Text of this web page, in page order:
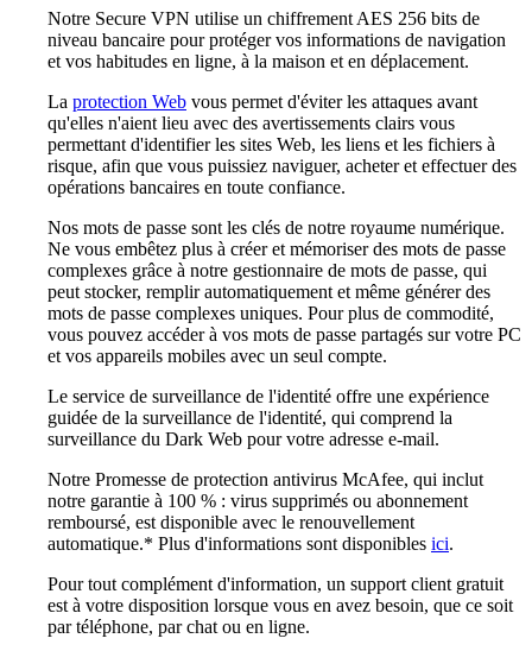
Notre Secure VPN utilise un chiffrement AES 256 bits de
niveau bancaire pour protéger vos informations de navigation
et vos habitudes en ligne, à la maison et en déplacement.
La protection Web vous permet d'éviter les attaques avant
qu'elles n'aient lieu avec des avertissements clairs vous
permettant d'identifier les sites Web, les liens et les fichiers à
risque, afin que vous puissiez naviguer, acheter et effectuer des
opérations bancaires en toute confiance.
Nos mots de passe sont les clés de notre royaume numérique.
Ne vous embêtez plus à créer et mémoriser des mots de passe
complexes grâce à notre gestionnaire de mots de passe, qui
peut stocker, remplir automatiquement et même générer des
mots de passe complexes uniques. Pour plus de commodité,
vous pouvez accéder à vos mots de passe partagés sur votre PC
et vos appareils mobiles avec un seul compte.
Le service de surveillance de l'identité offre une expérience
guidée de la surveillance de l'identité, qui comprend la
surveillance du Dark Web pour votre adresse e-mail.
Notre Promesse de protection antivirus McAfee, qui inclut
notre garantie à 100 % : virus supprimés ou abonnement
remboursé, est disponible avec le renouvellement
automatique.* Plus d'informations sont disponibles ici.
Pour tout complément d'information, un support client gratuit
est à votre disposition lorsque vous en avez besoin, que ce soit
par téléphone, par chat ou en ligne.